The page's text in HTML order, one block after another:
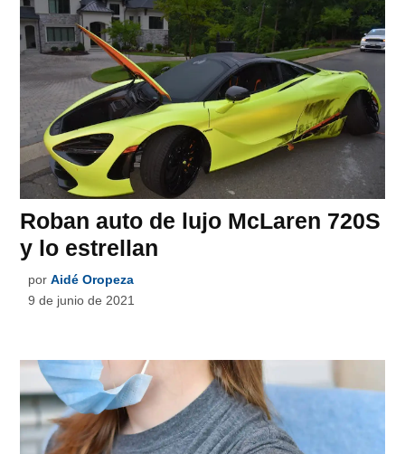
Roban auto de lujo McLaren 720S
y lo estrellan
por Aidé Oropeza
9 de junio de 2021